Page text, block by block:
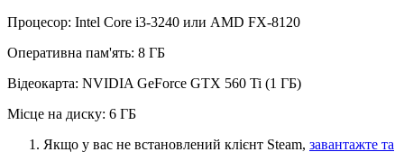
Процесор: Intel Core i3-3240 или AMD FX-8120
Оперативна пам'ять: 8 ГБ
Відеокарта: NVIDIA GeForce GTX 560 Ti (1 ГБ)
Місце на диску: 6 ГБ
Якщо у вас не встановлений клієнт Steam, завантажте та